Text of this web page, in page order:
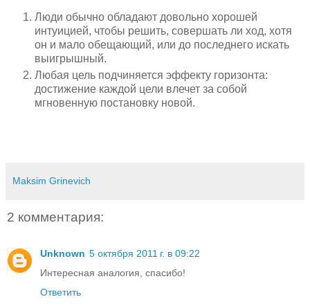
Люди обычно обладают довольно хорошей
интуицией, чтобы решить, совершать ли ход, хотя
он и мало обещающий, или до последнего искать
выигрышный.
Любая цель подчиняется эффекту горизонта:
достижение каждой цели влечет за собой
мгновенную постановку новой.
Maksim Grinevich
2 комментария:
Unknown 5 октября 2011 г. в 09:22
Интересная аналогия, спасибо!
Ответить